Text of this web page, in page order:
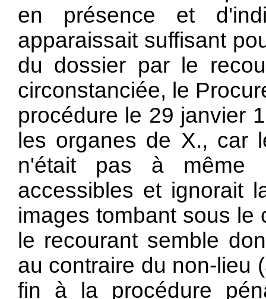
en présence et
apparaissait suffisant
du dossier par le
circonstanciée, le
procédure le 29 janvier
les organes de X., car
n'était pas à même
accessibles et ignorait
images tombant sous le
le recourant semble
au contraire du non-lieu
fin à la procédure